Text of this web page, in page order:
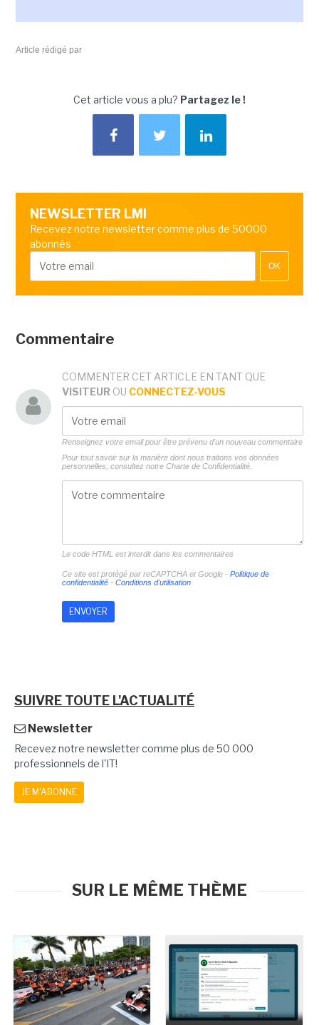
Article rédigé par
Cet article vous a plu? Partagez le !
NEWSLETTER LMI
Recevez notre newsletter comme plus de 50000
abonnés
OK
Commentaire
COMMENTER CET ARTICLE EN TANT QUE
VISITEUR OU CONNECTEZ-VOUS
Renseignez votre email pour être prévenu d'un nouveau commentaire
Pour tout savoir sur la manière dont nous traitons vos données
personnelles, consultez notre Charte de Confidentialité.
Le code HTML est interdit dans les commentaires
Ce site est protégé par reCAPTCHA et Google - Politique de
confidentialité- Conditions d'utilisation
SUIVRE TOUTE L'ACTUALITÉ
Newsletter
Recevez notre newsletter comme plus de 50 000
professionnels de l'IT!
JE M'ABONNE
SUR LE MÊME THÈME